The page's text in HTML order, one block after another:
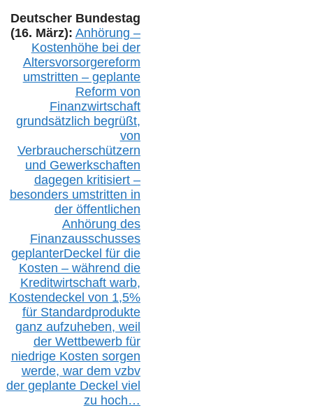
Deutscher Bundestag
(16. März): Anhörung –
Kostenhöhe bei der
Altersvorsorgereform
umstritten – geplante
Reform von
Finanzwirtschaft
grundsätzlich begrüßt,
von
Verbraucherschützern
und Gewerkschaften
dagegen kritisiert –
besonders umstritten in
der öffentlichen
Anhörung des
Finanzausschusses
geplanterDeckel für die
Kosten – während die
Kreditwirtschaft warb,
Kostendeckel von 1,5%
für Standardprodukte
ganz aufzuheben, weil
der Wettbewerb für
niedrige Kosten sorgen
werde, war dem vzbv
der geplante Deckel viel
zu hoch…